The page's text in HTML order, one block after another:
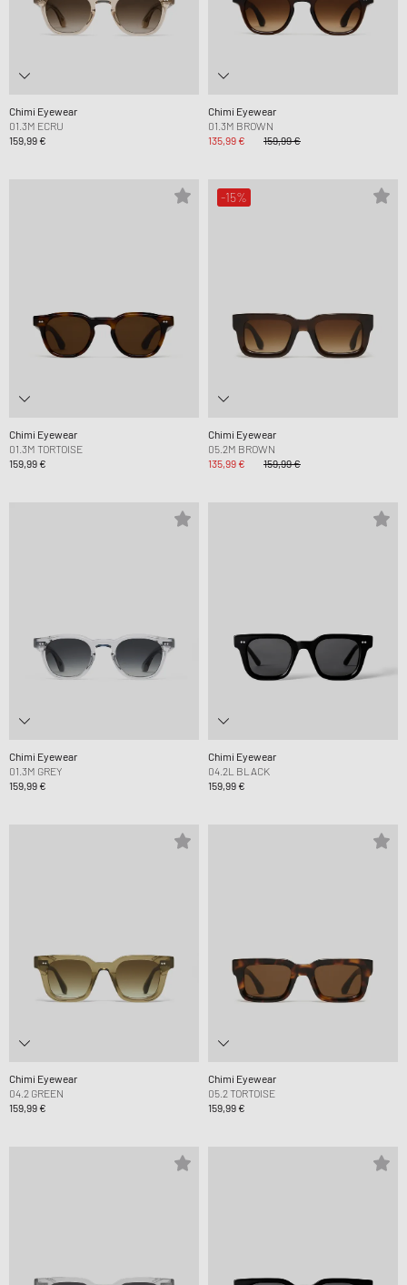
Chimi Eyewear
01.3M ECRU
159,99 €
Chimi Eyewear
01.3M BROWN
135,99 €
159,99 €
Chimi Eyewear
01.3M TORTOISE
159,99 €
-15%
Chimi Eyewear
05.2M BROWN
135,99 €
159,99 €
Chimi Eyewear
01.3M GREY
159,99 €
Chimi Eyewear
04.2L BLACK
159,99 €
Chimi Eyewear
04.2 GREEN
159,99 €
Chimi Eyewear
05.2 TORTOISE
159,99 €